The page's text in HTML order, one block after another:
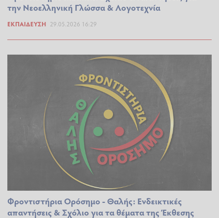
την Νεοελληνική Γλώσσα & Λογοτεχνία
ΕΚΠΑΊΔΕΥΣΗ 29.05.2026 16:29
Φροντιστήρια Ορόσημο - Θαλής: Ενδεικτικές
απαντήσεις & Σχόλιο για τα θέματα της Έκθεσης